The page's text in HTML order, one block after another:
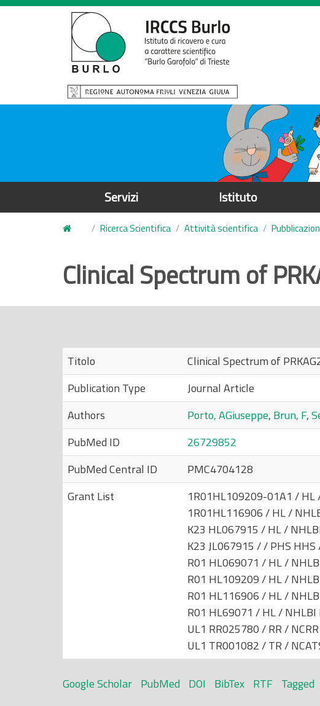
S
l
i
Servizi Istituto
Ricerca Scientifica Attività scientifica
Clinical Spectrum of
Titolo
Clinical Spectrum of
Publication Type
Journal Article
Authors
Porto, AGiuseppe, Brun, F,
PubMed ID
26729852
PubMed Central ID
PMC4704128
Grant List
1R01HL109209-01A1 /
1R01HL116906 / HL /
K23 HL067915 / HL /
K23 JL067915 / / PHS
R01 HL069071 / HL /
R01 HL109209 / HL /
R01 HL116906 / HL /
R01 HL69071 / HL /
UL1 RR025780 / RR /
UL1 TR001082 / TR /
Google Scholar PubMed DOI BibTex RTF Tagged